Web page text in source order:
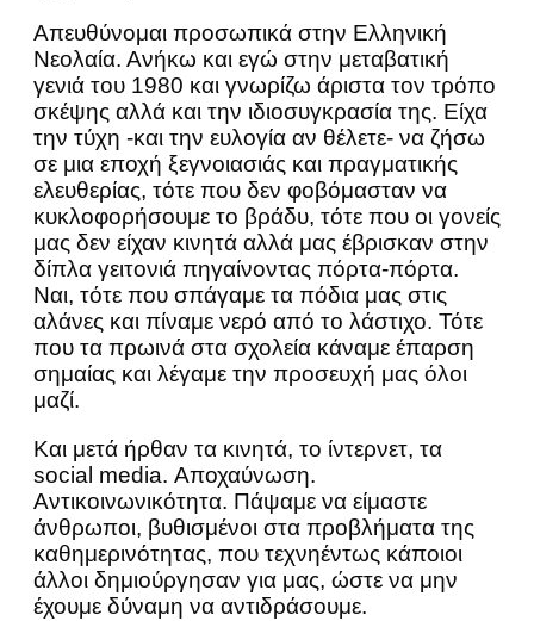
Απευθύνομαι προσωπικά στην Ελληνική
Νεολαία. Ανήκω και εγώ στην μεταβατική
γενιά του 1980 και γνωρίζω άριστα τον τρόπο
σκέψης αλλά και την ιδιοσυγκρασία της. Είχα
την τύχη -και την ευλογία αν θέλετε- να ζήσω
σε μια εποχή ξεγνοιασιάς και πραγματικής
ελευθερίας, τότε που δεν φοβόμασταν να
κυκλοφορήσουμε το βράδυ, τότε που οι γονείς
μας δεν είχαν κινητά αλλά μας έβρισκαν στην
δίπλα γειτονιά πηγαίνοντας πόρτα-πόρτα.
Ναι, τότε που σπάγαμε τα πόδια μας στις
αλάνες και πίναμε νερό από το λάστιχο. Τότε
που τα πρωινά στα σχολεία κάναμε έπαρση
σημαίας και λέγαμε την προσευχή μας όλοι
μαζί.
Και μετά ήρθαν τα κινητά, το ίντερνετ, τα
social media. Αποχαύνωση.
Αντικοινωνικότητα. Πάψαμε να είμαστε
άνθρωποι, βυθισμένοι στα προβλήματα της
καθημερινότητας, που τεχνηέντως κάποιοι
άλλοι δημιούργησαν για μας, ώστε να μην
έχουμε δύναμη να αντιδράσουμε.